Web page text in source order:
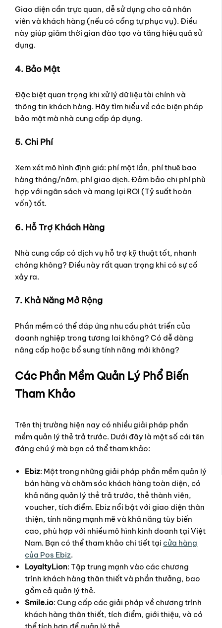
Giao diện cần trực quan, dễ sử dụng cho cả nhân
viên và khách hàng (nếu có cổng tự phục vụ). Điều
này giúp giảm thời gian đào tạo và tăng hiệu quả sử
dụng.
4. Bảo Mật
Đặc biệt quan trọng khi xử lý dữ liệu tài chính và
thông tin khách hàng. Hãy tìm hiểu về các biện pháp
bảo mật mà nhà cung cấp áp dụng.
5. Chi Phí
Xem xét mô hình định giá: phí một lần, phí thuê bao
hàng tháng/năm, phí giao dịch. Đảm bảo chi phí phù
hợp với ngân sách và mang lại ROI (Tỷ suất hoàn
vốn) tốt.
6. Hỗ Trợ Khách Hàng
Nhà cung cấp có dịch vụ hỗ trợ kỹ thuật tốt, nhanh
chóng không? Điều này rất quan trọng khi có sự cố
xảy ra.
7. Khả Năng Mở Rộng
Phần mềm có thể đáp ứng nhu cầu phát triển của
doanh nghiệp trong tương lai không? Có dễ dàng
nâng cấp hoặc bổ sung tính năng mới không?
Các Phần Mềm Quản Lý Phổ Biến
Tham Khảo
Trên thị trường hiện nay có nhiều giải pháp phần
mềm quản lý thẻ trả trước. Dưới đây là một số cái tên
đáng chú ý mà bạn có thể tham khảo:
Ebiz: Một trong những giải pháp phần mềm quản lý
bán hàng và chăm sóc khách hàng toàn diện, có
khả năng quản lý thẻ trả trước, thẻ thành viên,
voucher, tích điểm. Ebiz nổi bật với giao diện thân
thiện, tính năng mạnh mẽ và khả năng tùy biến
cao, phù hợp với nhiều mô hình kinh doanh tại Việt
Nam. Bạn có thể tham khảo chi tiết tại cửa hàng
của Pos Ebiz.
LoyaltyLion: Tập trung mạnh vào các chương
trình khách hàng thân thiết và phần thưởng, bao
gồm cả quản lý thẻ.
Smile.io: Cung cấp các giải pháp về chương trình
khách hàng thân thiết, tích điểm, giới thiệu, và có
thể tích hợp để quản lý thẻ.